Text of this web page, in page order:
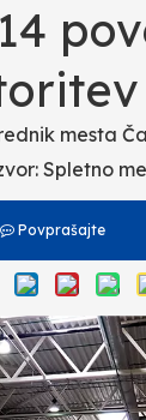
mesta
Spletno
Povprašajte